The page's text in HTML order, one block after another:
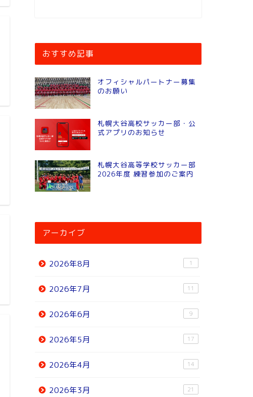
おすすめ記事
オフィシャルパートナー募集
のお願い
札幌大谷高校サッカー部・公
式アプリのお知らせ
札幌大谷高等学校サッカー部
2026年度 練習参加のご案内
アーカイブ
2026年8月 1
2026年7月 11
2026年6月 9
2026年5月 17
2026年4月 14
2026年3月 21